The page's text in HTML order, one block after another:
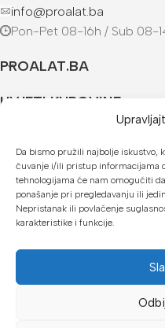
Da bismo pružili najbolje iskustvo,
čuvanje i/ili pristup informacijama
tehnologijama će nam omogućiti
ponašanje pri pregledavanju ili
Nepristanak ili povlačenje
karakteristike i funkcije.
info@proalat.ba
Pon-Pet 08-16h / Sub 08-
PROALAT.BA
UVJETI KUPOVINE
U našoj web trgovini
Kreditnim karticama
Općom uplatnicom,
Gotovinom prilikom
Mikrofin do 18 rata
Copyright